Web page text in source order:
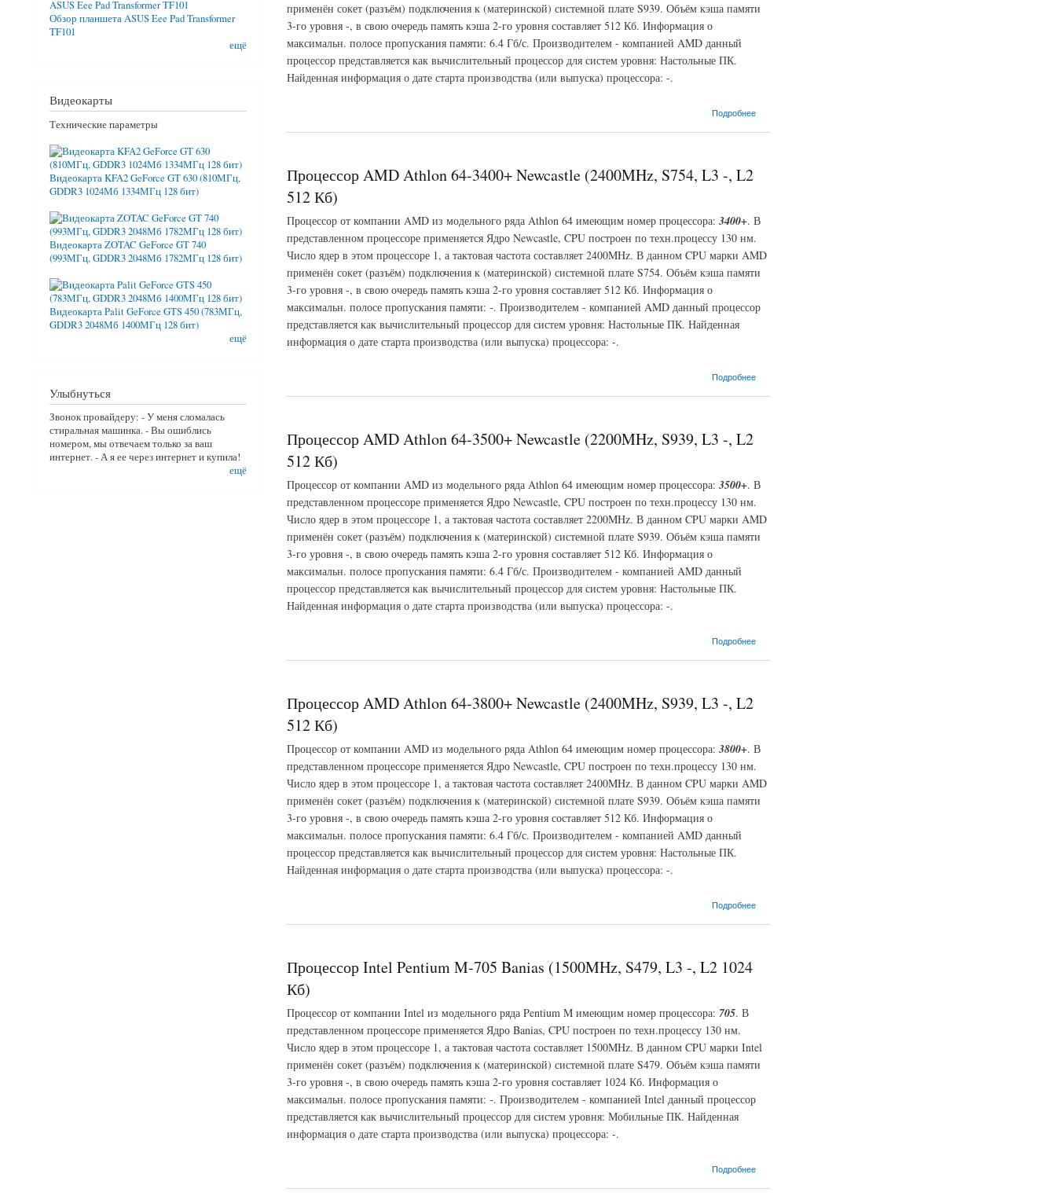
применён сокет (разъём) подключения к (материнской) системной плате S939. Объём кэша памяти
3-го уровня -, в свою очередь память кэша 2-го уровня составляет 512 Кб. Информация о
максимальн. полосе пропускания памяти: 6.4 Гб/с. Производителем - компанией AMD данный
процессор представляется как вычислительный процессор для систем уровня: Настольные ПК.
Найденная информация о дате старта производства (или выпуска) процессора: -.
Подробнее
Процессор AMD Athlon 64-3400+ Newcastle (2400MHz, S754, L3 -, L2
512 Кб)
Процессор от компании AMD из модельного ряда Athlon 64 имеющим номер процессора: 3400+. В
представленном процессоре применяется Ядро Newcastle, CPU построен по техн.процессу 130 нм.
Число ядер в этом процессоре 1, а тактовая частота составляет 2400MHz. В данном CPU марки AMD
применён сокет (разъём) подключения к (материнской) системной плате S754. Объём кэша памяти
3-го уровня -, в свою очередь память кэша 2-го уровня составляет 512 Кб. Информация о
максимальн. полосе пропускания памяти: -. Производителем - компанией AMD данный процессор
представляется как вычислительный процессор для систем уровня: Настольные ПК. Найденная
информация о дате старта производства (или выпуска) процессора: -.
Подробнее
Процессор AMD Athlon 64-3500+ Newcastle (2200MHz, S939, L3 -, L2
512 Кб)
Процессор от компании AMD из модельного ряда Athlon 64 имеющим номер процессора: 3500+. В
представленном процессоре применяется Ядро Newcastle, CPU построен по техн.процессу 130 нм.
Число ядер в этом процессоре 1, а тактовая частота составляет 2200MHz. В данном CPU марки AMD
применён сокет (разъём) подключения к (материнской) системной плате S939. Объём кэша памяти
3-го уровня -, в свою очередь память кэша 2-го уровня составляет 512 Кб. Информация о
максимальн. полосе пропускания памяти: 6.4 Гб/с. Производителем - компанией AMD данный
процессор представляется как вычислительный процессор для систем уровня: Настольные ПК.
Найденная информация о дате старта производства (или выпуска) процессора: -.
Подробнее
Процессор AMD Athlon 64-3800+ Newcastle (2400MHz, S939, L3 -, L2
512 Кб)
Процессор от компании AMD из модельного ряда Athlon 64 имеющим номер процессора: 3800+. В
представленном процессоре применяется Ядро Newcastle, CPU построен по техн.процессу 130 нм.
Число ядер в этом процессоре 1, а тактовая частота составляет 2400MHz. В данном CPU марки AMD
применён сокет (разъём) подключения к (материнской) системной плате S939. Объём кэша памяти
3-го уровня -, в свою очередь память кэша 2-го уровня составляет 512 Кб. Информация о
максимальн. полосе пропускания памяти: 6.4 Гб/с. Производителем - компанией AMD данный
процессор представляется как вычислительный процессор для систем уровня: Настольные ПК.
Найденная информация о дате старта производства (или выпуска) процессора: -.
Подробнее
Процессор Intel Pentium M-705 Banias (1500MHz, S479, L3 -, L2 1024
Кб)
Процессор от компании Intel из модельного ряда Pentium M имеющим номер процессора: 705. В
представленном процессоре применяется Ядро Banias, CPU построен по техн.процессу 130 нм.
Число ядер в этом процессоре 1, а тактовая частота составляет 1500MHz. В данном CPU марки Intel
применён сокет (разъём) подключения к (материнской) системной плате S479. Объём кэша памяти
3-го уровня -, в свою очередь память кэша 2-го уровня составляет 1024 Кб. Информация о
максимальн. полосе пропускания памяти: -. Производителем - компанией Intel данный процессор
представляется как вычислительный процессор для систем уровня: Мобильные ПК. Найденная
информация о дате старта производства (или выпуска) процессора: -.
Подробнее
Обзор планшета ASUS Eee Pad Transformer
TF101
ещё
Видеокарты
Технические параметры
Видеокарта KFA2 GeForce GT 630 (810МГц,
GDDR3 1024Мб 1334МГц 128 бит)
Видеокарта ZOTAC GeForce GT 740
(993МГц, GDDR3 2048Мб 1782МГц 128 бит)
Видеокарта Palit GeForce GTS 450 (783МГц,
GDDR3 2048Мб 1400МГц 128 бит)
ещё
Улыбнуться
Звонок провайдеру: - У меня сломалась
стиральная машинка. - Вы ошиблись
номером, мы отвечаем только за ваш
интернет. - А я ее через интернет и купила!
ещё